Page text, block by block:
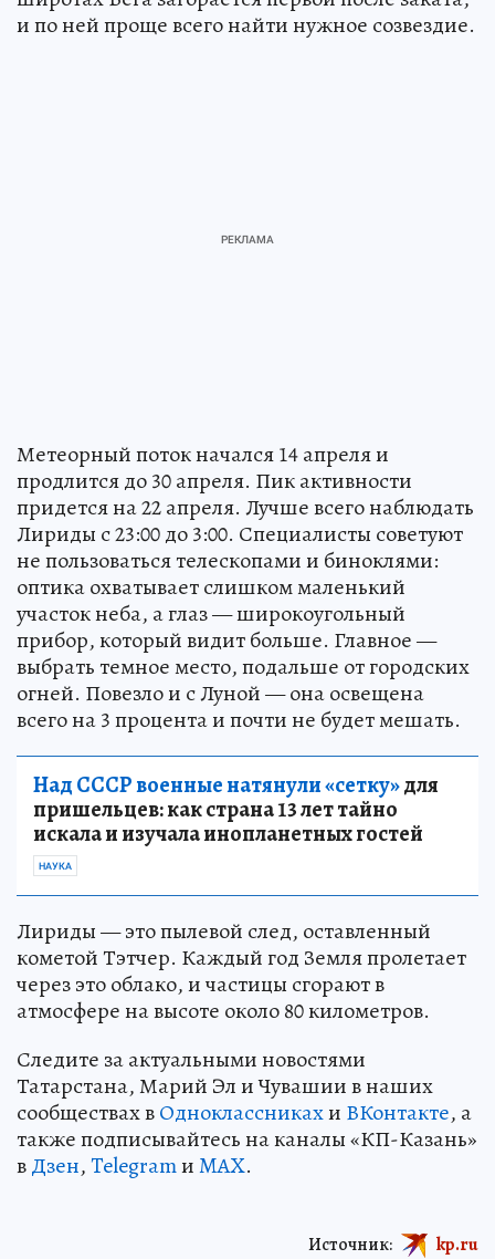
и по ней проще всего найти нужное созвездие.
Метеорный поток начался 14 апреля и
продлится до 30 апреля. Пик активности
придется на 22 апреля. Лучше всего наблюдать
Лириды с 23:00 до 3:00. Специалисты советуют
не пользоваться телескопами и биноклями:
оптика охватывает слишком маленький
участок неба, а глаз — широкоугольный
прибор, который видит больше. Главное —
выбрать темное место, подальше от городских
огней. Повезло и с Луной — она освещена
всего на 3 процента и почти не будет мешать.
Над СССР военные натянули «сетку»для
пришельцев: как страна 13 лет тайно
искала и изучала инопланетных гостей
НАУКА
Лириды — это пылевой след, оставленный
кометой Тэтчер. Каждый год Земля пролетает
через это облако, и частицы сгорают в
атмосфере на высоте около 80 километров.
Следите за актуальными новостями
Татарстана, Марий Эл и Чувашии в наших
сообществах вОдноклассникахи ВКонтакте, а
также подписывайтесь на каналы «КП-Казань»
вДзен,TelegramиMAX.
Источник: kp.ru